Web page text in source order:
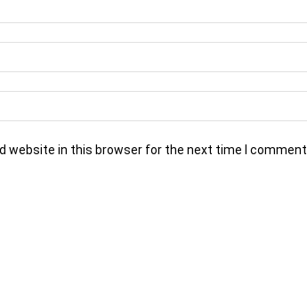
website in this browser for the next time I comment.